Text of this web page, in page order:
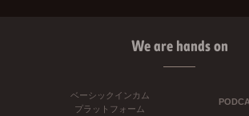
We are hands on
ベーシックインカム
プラットフォーム